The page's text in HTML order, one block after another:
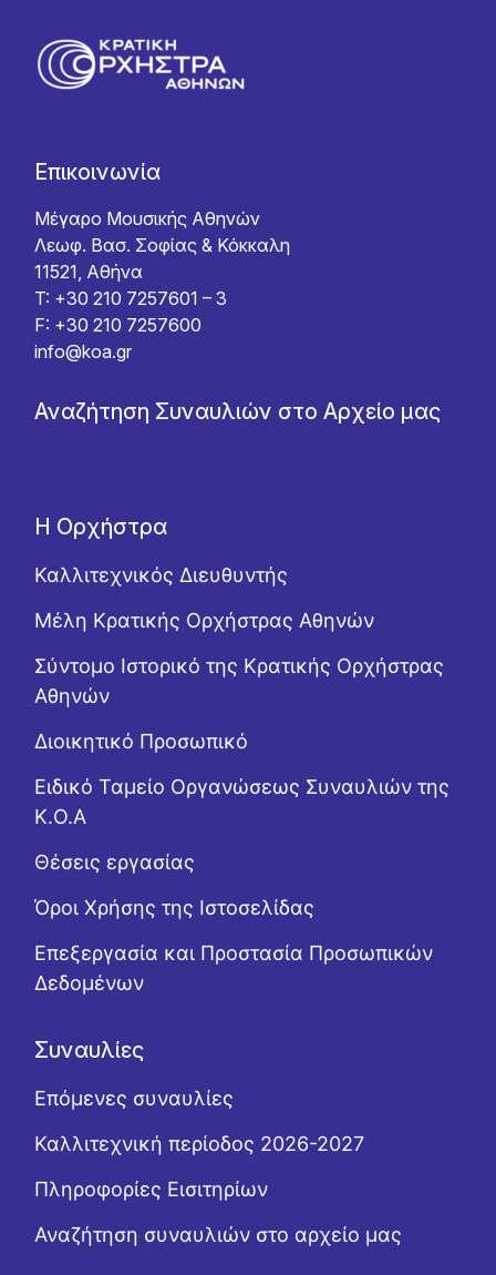
Επικοινωνία
Μέγαρο Μουσικής Αθηνών
Λεωφ. Βασ. Σοφίας & Κόκκαλη
11521, Αθήνα
T: +30 210 7257601 – 3
F: +30 210 7257600
info@koa.gr
Αναζήτηση Συναυλιών στο Αρχείο μας
Η Ορχήστρα
Καλλιτεχνικός Διευθυντής
Μέλη Κρατικής Ορχήστρας Αθηνών
Σύντομο Ιστορικό της Κρατικής Ορχήστρας
Αθηνών
Διοικητικό Προσωπικό
Ειδικό Ταμείο Οργανώσεως Συναυλιών της
Κ.Ο.Α
Θέσεις εργασίας
Όροι Χρήσης της Ιστοσελίδας
Επεξεργασία και Προστασία Προσωπικών
Δεδομένων
Συναυλίες
Επόμενες συναυλίες
Καλλιτεχνική περίοδος 2026-2027
Πληροφορίες Εισιτηρίων
Αναζήτηση συναυλιών στο αρχείο μας